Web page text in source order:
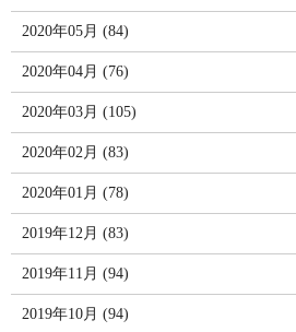
2020年05月 (84)
2020年04月 (76)
2020年03月 (105)
2020年02月 (83)
2020年01月 (78)
2019年12月 (83)
2019年11月 (94)
2019年10月 (94)